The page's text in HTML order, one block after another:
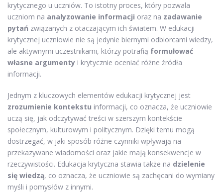
krytycznego u uczniów. To istotny proces, który pozwala
uczniom na analyzowanie informacji oraz na zadawanie
pytań związanych z otaczającym ich światem. W edukacji
krytycznej uczniowie nie są jedynie biernymi odbiorcami wiedzy,
ale aktywnymi uczestnikami, którzy potrafią formułować
własne argumenty i krytycznie oceniać różne źródła
informacji.
Jednym z kluczowych elementów edukacji krytycznej jest
zrozumienie kontekstu informacji, co oznacza, że uczniowie
uczą się, jak odczytywać treści w szerszym kontekście
społecznym, kulturowym i politycznym. Dzięki temu mogą
dostrzegać, w jaki sposób różne czynniki wpływają na
przekazywane wiadomości oraz jakie mają konsekwencje w
rzeczywistości. Edukacja krytyczna stawia także na dzielenie
się wiedzą, co oznacza, że uczniowie są zachęcani do wymiany
myśli i pomysłów z innymi.